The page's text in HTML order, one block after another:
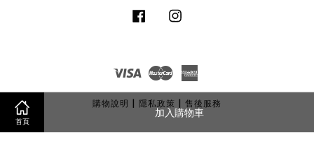
首頁
加入購物車
Facebook
Visa Master
購物說明
隱私政策 售後服務